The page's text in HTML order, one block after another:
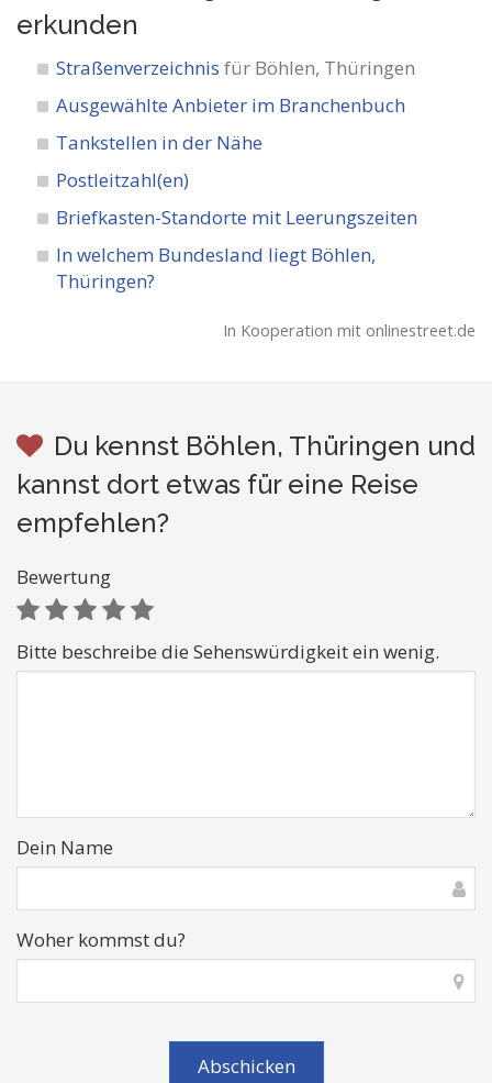
erkunden
Straßenverzeichnis für Böhlen, Thüringen
Ausgewählte Anbieter im Branchenbuch
Tankstellen in der Nähe
Postleitzahl(en)
Briefkasten-Standorte mit Leerungszeiten
In welchem Bundesland liegt Böhlen,
Thüringen?
In Kooperation mit onlinestreet.de
Du kennst Böhlen, Thüringen und
kannst dort etwas für eine Reise
empfehlen?
Bewertung
Bitte beschreibe die Sehenswürdigkeit ein wenig.
Dein Name
Woher kommst du?